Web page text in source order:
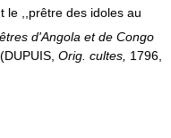
le ,,prêtre des idoles au
d'Angola et de Congo
(DUPUIS, Orig. cultes, 1796,